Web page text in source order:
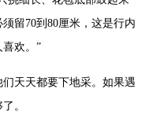
留70到80厘米，这是行内
欢。”
天天都要下地采。如果遇
。